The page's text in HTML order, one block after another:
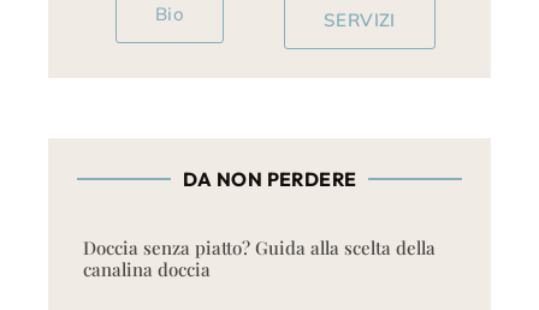
Bio SERVIZI
DA NON PERDERE
Doccia senza piatto? Guida alla scelta della
canalina doccia